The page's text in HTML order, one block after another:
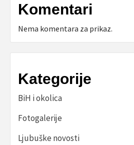
Komentari
Nema komentara za prikaz.
Kategorije
BiH i okolica
Fotogalerije
Ljubuške novosti